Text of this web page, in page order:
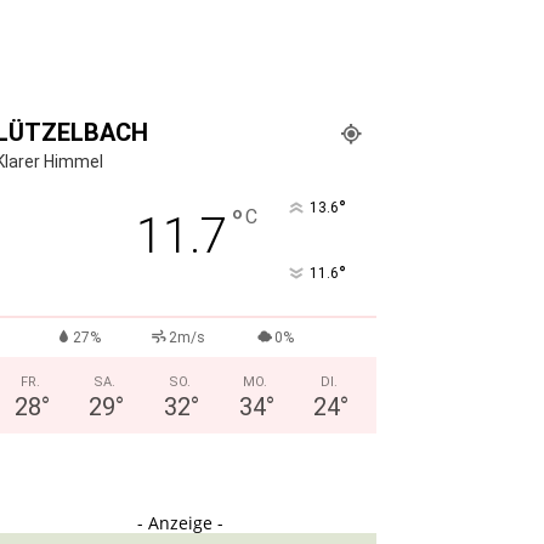
Himmel
11.7 °C 13.6°
11.6°
27% 2m/s 0%
FR.
28°
SA.
29°
SO.
32°
MO.
34°
DI.
24°
- Anzeige -